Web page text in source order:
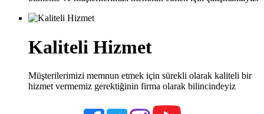
Kaliteli Hizmet
Müşterilerimizi memnun etmek için sürekli olarak kaliteli bir
hizmet vermemiz gerektiğinin firma olarak bilincindeyiz